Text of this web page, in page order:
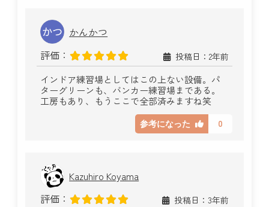
かんかつ
評価：
投稿日：2年前
インドア練習場としてはこの上ない設備。パ
ターグリーンも、バンカー練習場まである。
工房もあり、もうここで全部済みますね笑
参考になった 0
Kazuhiro Koyama
評価：
投稿日：3年前